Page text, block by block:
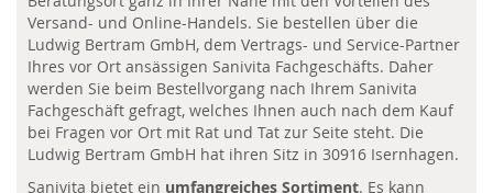
Versand- und Online-Handels. Sie bestellen über die
Ludwig Bertram GmbH, dem Vertrags- und Service-Partner
Ihres vor Ort ansässigen Sanivita Fachgeschäfts. Daher
werden Sie beim Bestellvorgang nach Ihrem Sanivita
Fachgeschäft gefragt, welches Ihnen auch nach dem Kauf
bei Fragen vor Ort mit Rat und Tat zur Seite steht. Die
Ludwig Bertram GmbH hat ihren Sitz in 30916 Isernhagen.
Sanivita bietet ein umfangreiches Sortiment. Es kann